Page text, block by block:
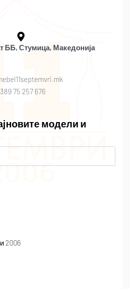
ББ, Стумица, Македонија
75 257 676
2006
модели и